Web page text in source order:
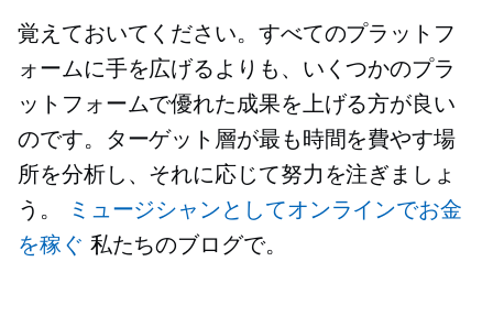
覚えておいてください。すべてのプラットフ
ォームに手を広げるよりも、いくつかのプラ
ットフォームで優れた成果を上げる方が良い
のです。ターゲット層が最も時間を費やす場
所を分析し、それに応じて努力を注ぎましょ
う。
ミュージシャンとしてオンラインでお金
を稼ぐ 私たちのブログで。